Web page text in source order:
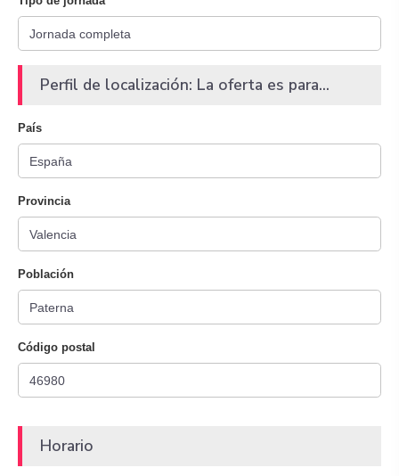
Perfil de localización: La oferta es para...
País
Provincia
Población
Código postal
Horario